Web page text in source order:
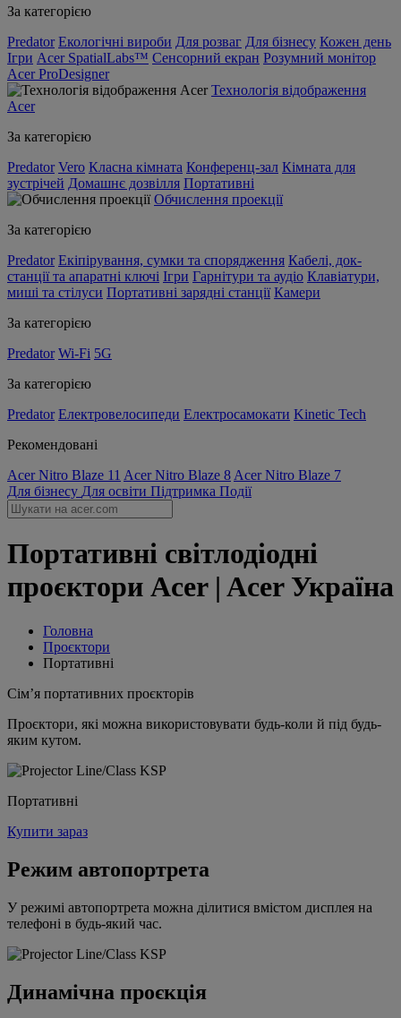
За категорією
Predator Екологічні вироби Для розваг Для бізнесу Кожен день
Ігри Acer SpatialLabs™ Сенсорний екран Розумний монітор
Acer ProDesigner
Технологія відображення
Acer
За категорією
Predator Vero Класна кімната Конференц-зал Кімната для
зустрічей Домашнє дозвілля Портативні
Обчислення проекції
За категорією
Predator Екіпірування, сумки та спорядження Кабелі, док-
станції та апаратні ключі Ігри Гарнітури та аудіо Клавіатури,
миші та стілуси Портативні зарядні станції Камери
За категорією
Predator Wi-Fi 5G
За категорією
Predator Електровелосипеди Електросамокати Kinetic Tech
Рекомендовані
Acer Nitro Blaze 11 Acer Nitro Blaze 8 Acer Nitro Blaze 7
Для бізнесу Для освіти Підтримка Події
Портативні світлодіодні
проєктори Acer | Acer Україна
Головна
Проєктори
Портативні
Сім’я портативних проєкторів
Проєктори, які можна використовувати будь-коли й під будь-
яким кутом.
Портативні
Купити зараз
Режим автопортрета
У режимі автопортрета можна ділитися вмістом дисплея на
телефоні в будь-який час.
Динамічна проєкція